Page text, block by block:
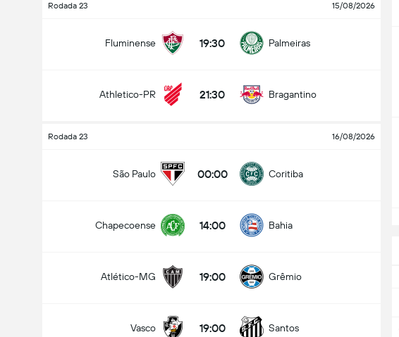
Rodada 23 15/08/2026
Fluminense 19:30 Palmeiras
Athletico-PR 21:30 Bragantino
Rodada 23 16/08/2026
São Paulo 00:00 Coritiba
Chapecoense 14:00 Bahia
Atlético-MG 19:00 Grêmio
Vasco 19:00 Santos